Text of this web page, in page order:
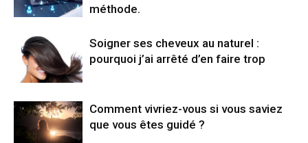
méthode.
Soigner ses cheveux au naturel :
pourquoi j’ai arrêté d’en faire trop
Comment vivriez-vous si vous saviez
que vous êtes guidé ?